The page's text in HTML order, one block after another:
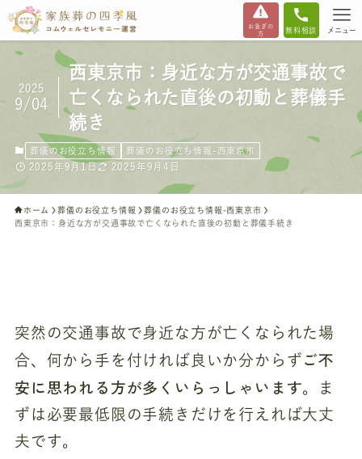
お急ぎの
方
無料相談 メニュー
西東京市：身近な方が交通事故で
亡くなられた直後の初動と葬儀手
続き
2025
9/04
葬儀のお役立ち情報 葬儀のお役立ち情報-西東京市
2025年9月1日 2025年9月4日
ホーム 葬儀のお役立ち情報
葬儀のお役立ち情報-西東京市
西東京市：身近な方が交通事故で亡くなられた直後の初動と葬儀手続き
突然の交通事故で身近な方が亡くなられた場
合、何から手を付ければ良いか分からず ご不
安に思われる方が多くいらっしゃいます。ま
ずは必要最低限の手続きだけを行えれば大丈
夫です。